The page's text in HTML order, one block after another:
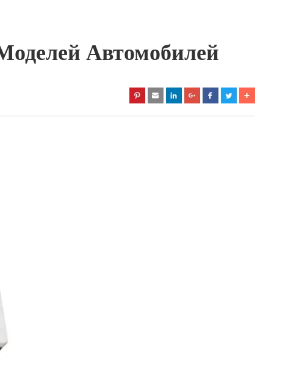
Автомобилей